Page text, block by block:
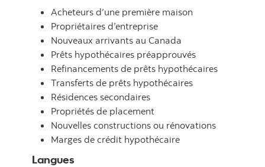
Acheteurs d’une première maison
Propriétaires d’entreprise
Nouveaux arrivants au Canada
Prêts hypothécaires préapprouvés
Refinancements de prêts hypothécaires
Transferts de prêts hypothécaires
Résidences secondaires
Propriétés de placement
Nouvelles constructions ou rénovations
Marges de crédit hypothécaire
Langues